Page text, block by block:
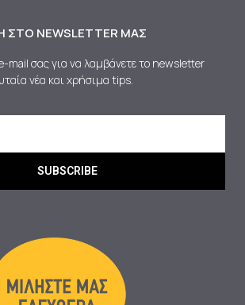
ΣΤΟ NEWSLETTER ΜΑΣ
σας για να λαμβάνετε το newsletter
νέα και χρήσιμα tips.
SUBSCRIBE